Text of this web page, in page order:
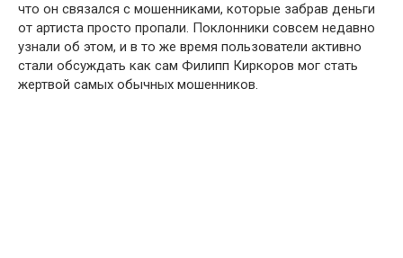
что он связался с мошенниками, которые забрав деньги
от артиста просто пропали. Поклонники совсем недавно
узнали об этом, и в то же время пользователи активно
стали обсуждать как сам Филипп Киркоров мог стать
жертвой самых обычных мошенников.